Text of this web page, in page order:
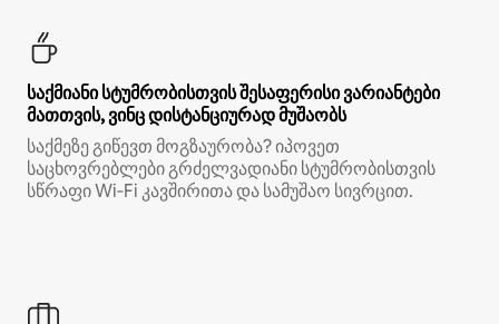
საქმიანი სტუმრობისთვის შესაფერისი ვარიანტები
მათთვის, ვინც დისტანციურად მუშაობს
საქმეზე გიწევთ მოგზაურობა? იპოვეთ
საცხოვრებლები გრძელვადიანი სტუმრობისთვის
სწრაფი Wi‑Fi კავშირითა და სამუშაო სივრცით.